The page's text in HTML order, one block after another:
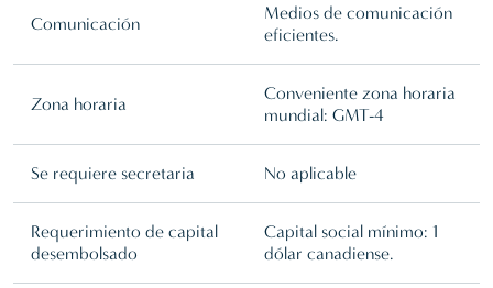
Comunicación
Medios de comunicación
eficientes.
Zona horaria
Conveniente zona horaria
mundial: GMT-4
Se requiere secretaria No aplicable
Requerimiento de capital
desembolsado
Capital social mínimo: 1
dólar canadiense.